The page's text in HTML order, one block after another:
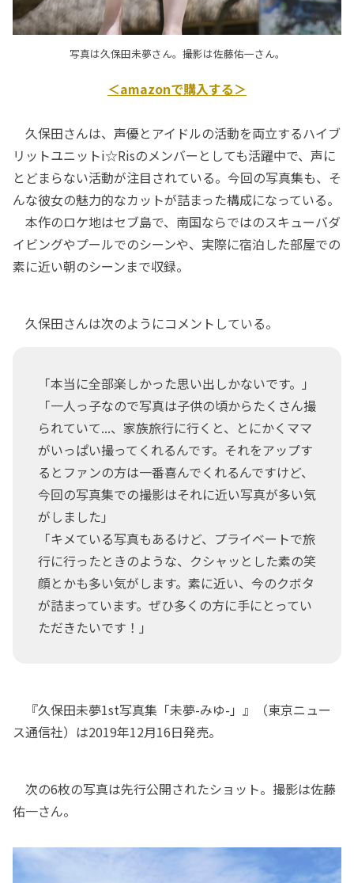
写真は久保田未夢さん。撮影は佐藤佑一さん。
＜amazonで購入する＞
久保田さんは、声優とアイドルの活動を両立するハイブ
リットユニットi☆Risのメンバーとしても活躍中で、声に
とどまらない活動が注目されている。今回の写真集も、そ
んな彼女の魅力的なカットが詰まった構成になっている。
本作のロケ地はセブ島で、南国ならではのスキューバダ
イビングやプールでのシーンや、実際に宿泊した部屋での
素に近い朝のシーンまで収録。
久保田さんは次のようにコメントしている。
「本当に全部楽しかった思い出しかないです。」
「一人っ子なので写真は子供の頃からたくさん撮
られていて...、家族旅行に行くと、とにかくママ
がいっぱい撮ってくれるんです。それをアップす
るとファンの方は一番喜んでくれるんですけど、
今回の写真集での撮影はそれに近い写真が多い気
がしました」
「キメている写真もあるけど、プライベートで旅
行に行ったときのような、クシャッとした素の笑
顔とかも多い気がします。素に近い、今のクボタ
が詰まっています。ぜひ多くの方に手にとってい
ただきたいです！」
『久保田未夢1st写真集「未夢-みゆ-」』（東京ニュー
ス通信社）は2019年12月16日発売。
次の6枚の写真は先行公開されたショット。撮影は佐藤
佑一さん。